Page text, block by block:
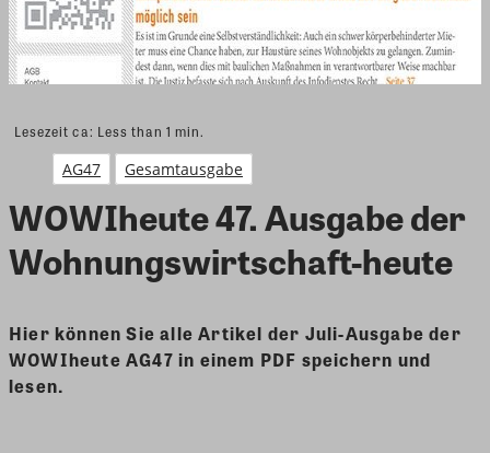
Lesezeit ca: Less than 1 min.
AG47 Gesamtausgabe
WOWIheute 47. Ausgabe der
Wohnungswirtschaft-heute
Hier können Sie alle Artikel der Juli-Ausgabe der
WOWIheute AG47 in einem PDF speichern und
lesen.